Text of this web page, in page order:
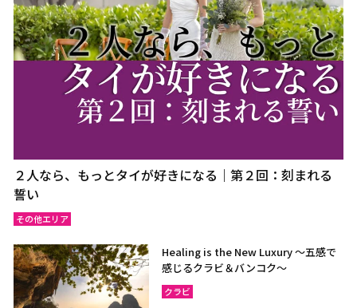
２人なら、もっとタイが好きになる｜第２回：刻まれる
誓い
その他エリア
Healing is the New Luxury ～五感で
感じるクラビ＆バンコク～
クラビ